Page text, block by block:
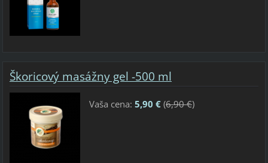
Škoricový masážny gel -500 ml
Vaša cena: 5,90 €(6,90 €)